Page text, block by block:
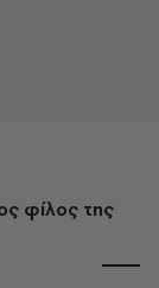
φίλος της